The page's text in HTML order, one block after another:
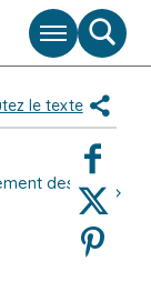
Menu
de
le texte
Twitter
Pinterest
des